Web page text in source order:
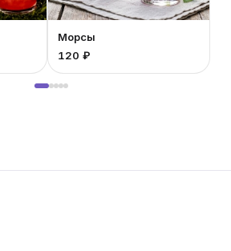
Морсы
120 ₽